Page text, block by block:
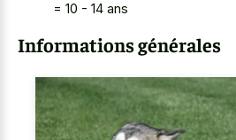
= 10 - 14 ans
Informations générales